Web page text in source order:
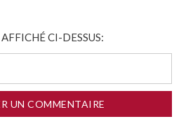
CI-DESSUS: